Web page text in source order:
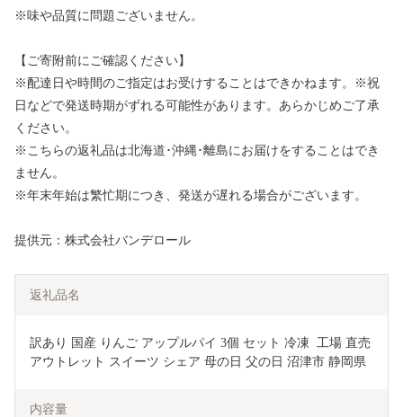
※味や品質に問題ございません。
【ご寄附前にご確認ください】
※配達日や時間のご指定はお受けすることはできかねます。※祝
日などで発送時期がずれる可能性があります。あらかじめご了承
ください。
※こちらの返礼品は北海道･沖縄･離島にお届けをすることはでき
ません。
※年末年始は繁忙期につき、発送が遅れる場合がございます。
提供元：株式会社バンデロール
返礼品名
訳あり 国産 りんご アップルパイ 3個 セット 冷凍  工場 直売
アウトレット スイーツ シェア 母の日 父の日 沼津市 静岡県
内容量